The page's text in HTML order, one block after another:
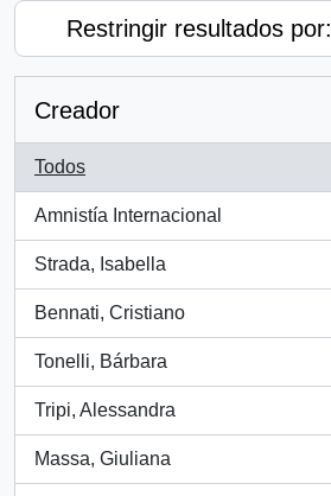
Restringir resultados por:
Creador
Todos
Amnistía Internacional
, 12 resultados
Strada, Isabella
, 1 resultados
Bennati, Cristiano
, 1 resultados
Tonelli, Bárbara
, 1 resultados
Tripi, Alessandra
, 1 resultados
Massa, Giuliana
, 1 resultados